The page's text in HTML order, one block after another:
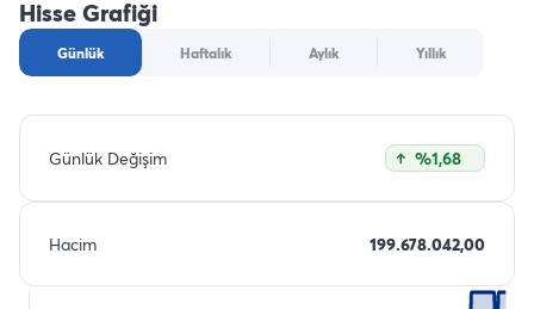
Hisse Grafiği
Günlük Haftalık Aylık Yıllık
Günlük Değişim %1,68
Hacim 199.678.042,00